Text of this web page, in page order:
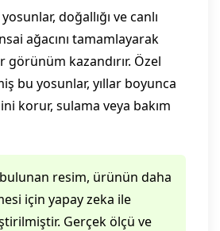
doğallığı ve canlı
ağacını tamamlayarak
kazandırır. Özel
bu yosunlar, yıllar boyunca
korur, sulama veya bakım
resim, ürünün daha
için yapay zeka ile
Gerçek ölçü ve